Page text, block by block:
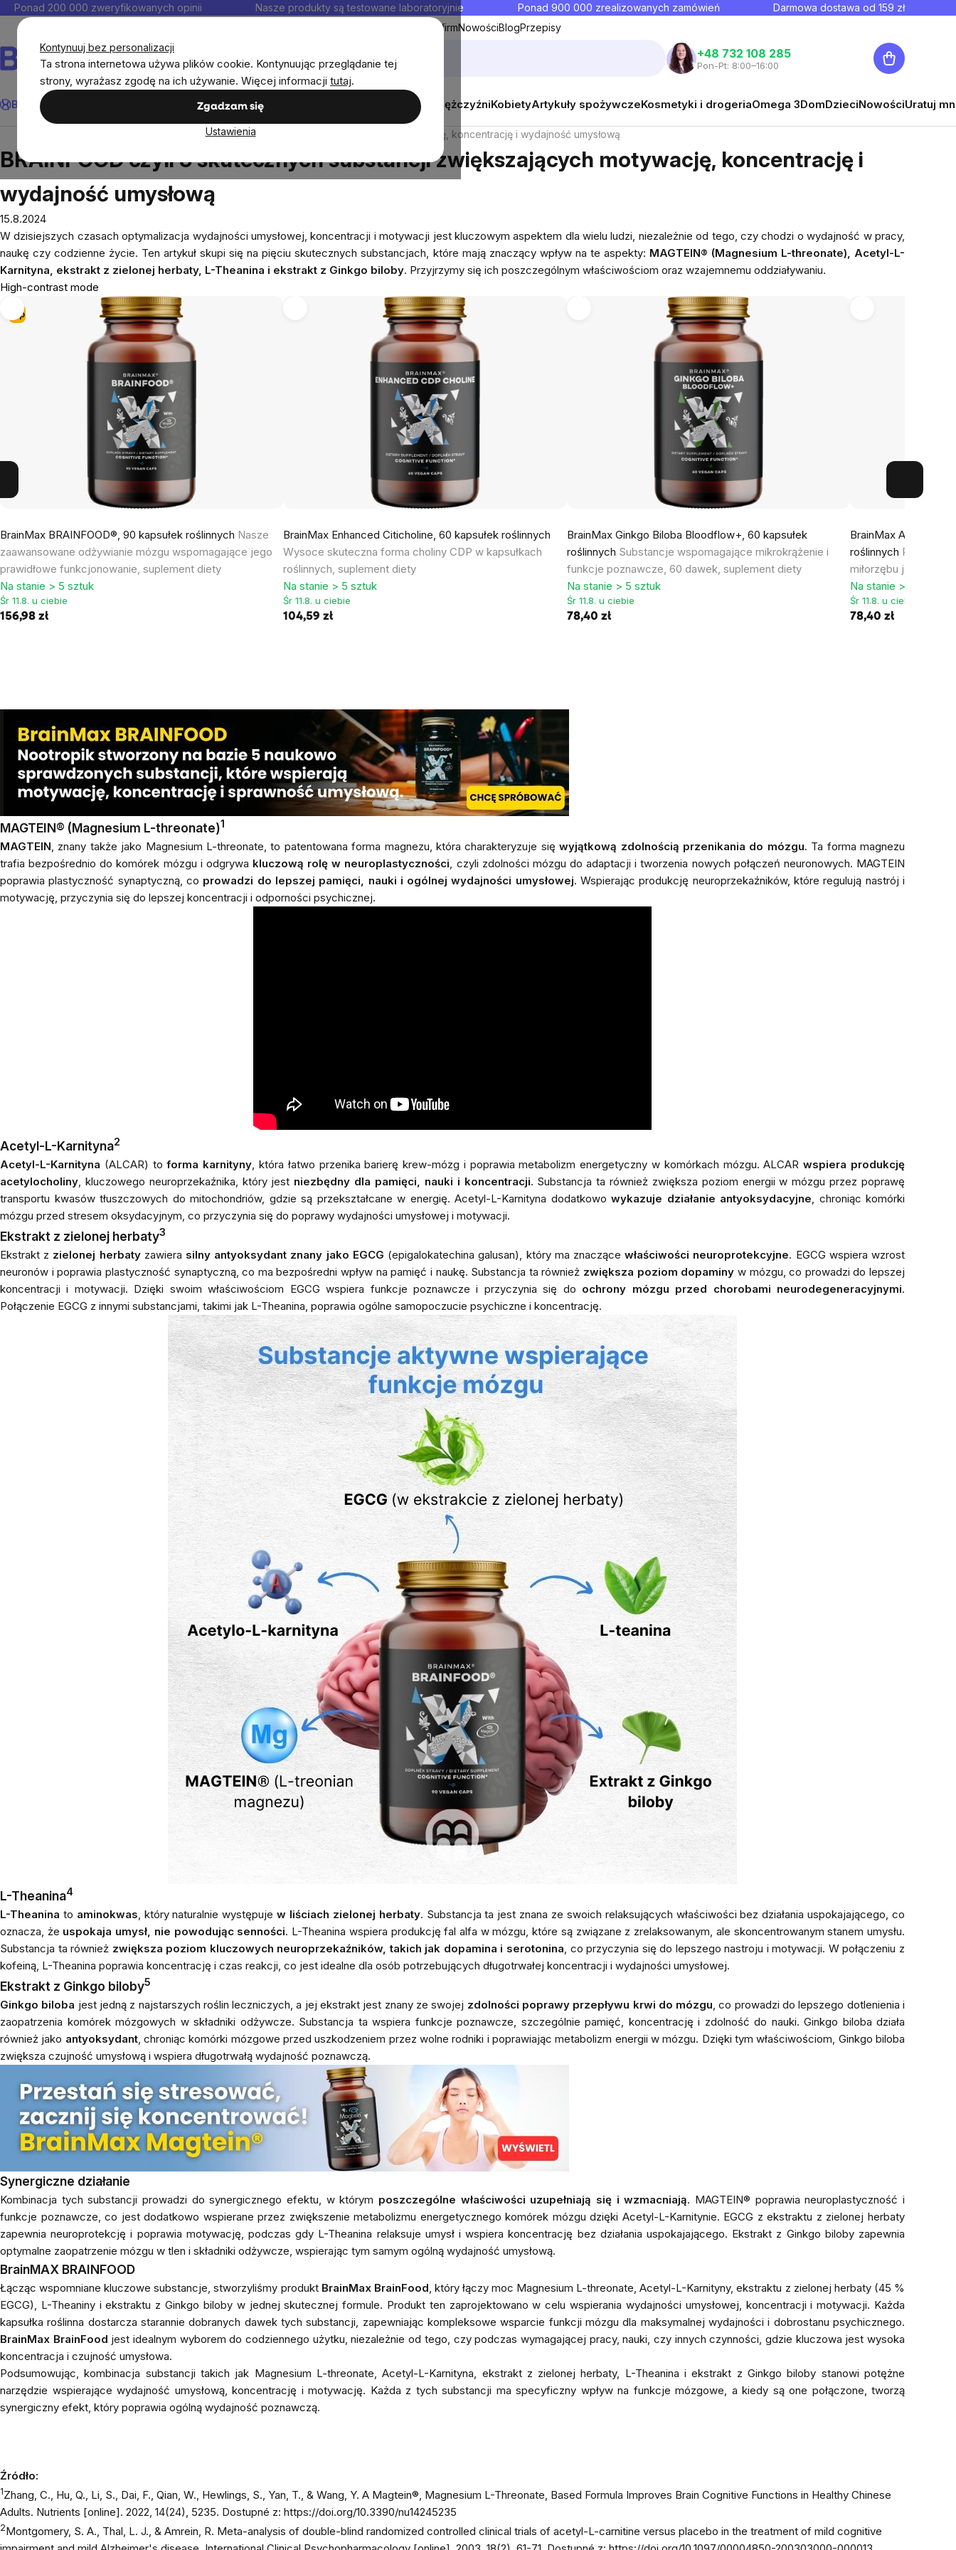
Kontynuuj bez personalizacji
Ta strona internetowa używa plików cookie. Kontynuując przeglądanie tej
strony, wyrażasz zgodę na ich używanie. Więcej informacji tutaj.
Zgadzam się
Ustawienia
Przejść
Ponad 200 000 zweryfikowanych opinii Nasze produkty są testowane laboratoryjnie Ponad 900 000 zrealizowanych zamówień Darmowa dostawa od 159 zł
Współpraca hurtowa dla firmNowościBlogPrzepisy
Szukaj
+48 732 108 285
Pon-Pt: 8:00–16:00
Koszyk
BrainMax® PromocjaCeleSuplementy diety Zestawy promocyjne MężczyźniKobietyArtykuły spożywczeKosmetyki i drogeriaOmega 3DomDzieciNowościUratuj
BRAINFOOD czyli 5 skutecznych substancji zwiększających motywację, koncentrację i wydajność umysłową
BRAINFOOD czyli 5 skutecznych substancji zwiększających motywację, koncentrację i
wydajność umysłową
15.8.2024
W dzisiejszych czasach optymalizacja wydajności umysłowej, koncentracji i motywacji jest kluczowym aspektem dla wielu ludzi, niezależnie od tego, czy chodzi o wydajność w pracy,
naukę czy codzienne życie. Ten artykuł skupi się na pięciu skutecznych substancjach, które mają znaczący wpływ na te aspekty: MAGTEIN® (Magnesium L-threonate), Acetyl-L-
Karnityna, ekstrakt z zielonej herbaty, L-Theanina i ekstrakt z Ginkgo biloby. Przyjrzymy się ich poszczególnym właściwościom oraz wzajemnemu oddziaływaniu.
High-contrast mode
Tip
BrainMax BRAINFOOD®, 90 kapsułek roślinnych Nasze
zaawansowane odżywianie mózgu wspomagające jego
prawidłowe funkcjonowanie, suplement diety
Na stanie > 5 sztuk
Śr 11.8. u ciebie
156,98 zł
BrainMax Enhanced Citicholine, 60 kapsułek roślinnych
Wysoce skuteczna forma choliny CDP w kapsułkach
roślinnych, suplement diety
Na stanie > 5 sztuk
Śr 11.8. u ciebie
104,59 zł
BrainMax Ginkgo Biloba Bloodflow+, 60 kapsułek
roślinnych Substancje wspomagające mikrokrążenie i
funkcje poznawcze, 60 dawek, suplement diety
Na stanie > 5 sztuk
Śr 11.8. u ciebie
78,40 zł
BrainMax Acetyl L-
roślinnych
miłorzębu
Na stanie > 5 sztuk
Śr 11.8. u ciebie
78,40 zł
MAGTEIN® (Magnesium L-threonate)1
MAGTEIN , znany także jako Magnesium L-threonate, to patentowana forma magnezu, która charakteryzuje sięwyjątkową zdolnością przenikania do mózgu. Ta forma magnezu
trafia bezpośrednio do komórek mózgu i odgrywa kluczową rolę w neuroplastyczności , czyli zdolności mózgu do adaptacji i tworzenia nowych połączeń neuronowych. MAGTEIN
poprawia plastyczność synaptyczną, co prowadzi do lepszej pamięci, nauki i ogólnej wydajności umysłowej. Wspierając produkcję neuroprzekaźników, które regulują nastrój i
motywację, przyczynia się do lepszej koncentracji i odporności psychicznej.
Acetyl-L-Karnityna2
Acetyl-L-Karnityna (ALCAR) toforma karnityny, która łatwo przenika barierę krew-mózg i poprawia metabolizm energetyczny w komórkach mózgu. ALCARwspiera produkcję
acetylocholiny, kluczowego neuroprzekaźnika, który jest niezbędny dla pamięci, nauki i koncentracji. Substancja ta również zwiększa poziom energii w mózgu przez poprawę
transportu kwasów tłuszczowych do mitochondriów, gdzie są przekształcane w energię. Acetyl-L-Karnityna dodatkowo wykazuje działanie antyoksydacyjne, chroniąc komórki
mózgu przed stresem oksydacyjnym, co przyczynia się do poprawy wydajności umysłowej i motywacji.
Ekstrakt z zielonej herbaty3
Ekstrakt z zielonej herbatyzawiera silny antyoksydant znany jako EGCG (epigalokatechina galusan), który ma znaczącewłaściwości neuroprotekcyjne. EGCG wspiera wzrost
neuronów i poprawia plastyczność synaptyczną, co ma bezpośredni wpływ na pamięć i naukę. Substancja ta również zwiększa poziom dopaminy w mózgu, co prowadzi do lepszej
koncentracji i motywacji. Dzięki swoim właściwościom EGCG wspiera funkcje poznawcze i przyczynia się do ochrony mózgu przed chorobami neurodegeneracyjnymi.
Połączenie EGCG z innymi substancjami, takimi jak L-Theanina, poprawia ogólne samopoczucie psychiczne i koncentrację.
L-Theanina4
L-Theanina to aminokwas, który naturalnie występujew liściach zielonej herbaty. Substancja ta jest znana ze swoich relaksujących właściwości bez działania uspokajającego, co
oznacza, że uspokaja umysł, nie powodując senności. L-Theanina wspiera produkcję fal alfa w mózgu, które są związane z zrelaksowanym, ale skoncentrowanym stanem umysłu.
Substancja ta również zwiększa poziom kluczowych neuroprzekaźników, takich jak dopamina i serotonina, co przyczynia się do lepszego nastroju i motywacji. W połączeniu z
kofeiną, L-Theanina poprawia koncentrację i czas reakcji, co jest idealne dla osób potrzebujących długotrwałej koncentracji i wydajności umysłowej.
Ekstrakt z Ginkgo biloby5
Ginkgo biloba jest jedną z najstarszych roślin leczniczych, a jej ekstrakt jest znany ze swojej zdolności poprawy przepływu krwi do mózgu, co prowadzi do lepszego dotlenienia i
zaopatrzenia komórek mózgowych w składniki odżywcze. Substancja ta wspiera funkcje poznawcze, szczególnie pamięć, koncentrację i zdolność do nauki. Ginkgo biloba działa
również jako antyoksydant, chroniąc komórki mózgowe przed uszkodzeniem przez wolne rodniki i poprawiając metabolizm energii w mózgu. Dzięki tym właściwościom, Ginkgo biloba
zwiększa czujność umysłową i wspiera długotrwałą wydajność poznawczą.
Synergiczne działanie
Kombinacja tych substancji prowadzi do synergicznego efektu, w którym poszczególne właściwości uzupełniają się i wzmacniają. MAGTEIN® poprawia neuroplastyczność i
funkcje poznawcze, co jest dodatkowo wspierane przez zwiększenie metabolizmu energetycznego komórek mózgu dzięki Acetyl-L-Karnitynie. EGCG z ekstraktu z zielonej herbaty
zapewnia neuroprotekcję i poprawia motywację, podczas gdy L-Theanina relaksuje umysł i wspiera koncentrację bez działania uspokajającego. Ekstrakt z Ginkgo biloby zapewnia
optymalne zaopatrzenie mózgu w tlen i składniki odżywcze, wspierając tym samym ogólną wydajność umysłową.
BrainMAX BRAINFOOD
Łącząc wspomniane kluczowe substancje, stworzyliśmy produkt BrainMax BrainFood, który łączy moc Magnesium L-threonate, Acetyl-L-Karnityny, ekstraktu z zielonej herbaty (45 %
EGCG), L-Theaniny i ekstraktu z Ginkgo biloby w jednej skutecznej formule. Produkt ten zaprojektowano w celu wspierania wydajności umysłowej, koncentracji i motywacji. Każda
kapsułka roślinna dostarcza starannie dobranych dawek tych substancji, zapewniając kompleksowe wsparcie funkcji mózgu dla maksymalnej wydajności i dobrostanu psychicznego.
BrainMax BrainFood jest idealnym wyborem do codziennego użytku, niezależnie od tego, czy podczas wymagającej pracy, nauki, czy innych czynności, gdzie kluczowa jest wysoka
koncentracja i czujność umysłowa.
Podsumowując, kombinacja substancji takich jak Magnesium L-threonate, Acetyl-L-Karnityna, ekstrakt z zielonej herbaty, L-Theanina i ekstrakt z Ginkgo biloby stanowi potężne
narzędzie wspierające wydajność umysłową, koncentrację i motywację. Każda z tych substancji ma specyficzny wpływ na funkcje mózgowe, a kiedy są one połączone, tworzą
synergiczny efekt, który poprawia ogólną wydajność poznawczą.
Źródło:
1Zhang, C., Hu, Q., Li, S., Dai, F., Qian, W., Hewlings, S., Yan, T., & Wang, Y. A Magtein®, Magnesium L-Threonate, Based Formula Improves Brain Cognitive Functions in Healthy Chinese
Adults. Nutrients [online]. 2022, 14(24), 5235. Dostupné z: https://doi.org/10.3390/nu14245235
2Montgomery, S. A., Thal, L. J., & Amrein, R. Meta-analysis of double-blind randomized controlled clinical trials of acetyl-L-carnitine versus placebo in the treatment of mild cognitive